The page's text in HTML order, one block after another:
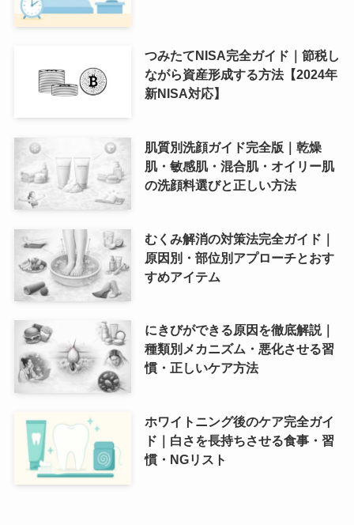
つみたてNISA完全ガイド｜節税し
ながら資産形成する方法【2024年
新NISA対応】
肌質別洗顔ガイド完全版｜乾燥
肌・敏感肌・混合肌・オイリー肌
の洗顔料選びと正しい方法
むくみ解消の対策法完全ガイド｜
原因別・部位別アプローチとおす
すめアイテム
にきびができる原因を徹底解説｜
種類別メカニズム・悪化させる習
慣・正しいケア方法
ホワイトニング後のケア完全ガイ
ド｜白さを長持ちさせる食事・習
慣・NGリスト